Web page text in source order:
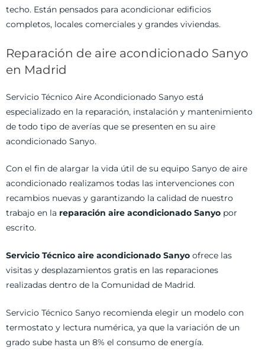
techo. Están pensados para acondicionar edificios
completos, locales comerciales y grandes viviendas.
Reparación de aire acondicionado Sanyo
en Madrid
Servicio Técnico Aire Acondicionado Sanyo está
especializado en la reparación, instalación y mantenimiento
de todo tipo de averías que se presenten en su aire
acondicionado Sanyo.
Con el fin de alargar la vida útil de su equipo Sanyo de aire
acondicionado realizamos todas las intervenciones con
recambios nuevas y garantizando la calidad de nuestro
trabajo en la reparación aire acondicionado Sanyo por
escrito.
Servicio Técnico aire acondicionado Sanyo ofrece las
visitas y desplazamientos gratis en las reparaciones
realizadas dentro de la Comunidad de Madrid.
Servicio Técnico Sanyo recomienda elegir un modelo con
termostato y lectura numérica, ya que la variación de un
grado sube hasta un 8% el consumo de energía.